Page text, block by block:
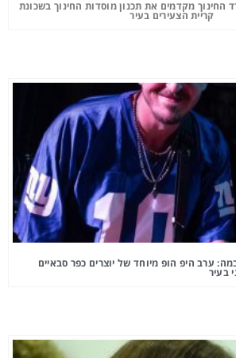
החינוך מקדמים את תכנון מוסדות החינוך בשכונת
קריית הצעירים בעיר
ערב היפ הופ מיוחד של יוצרים כפר סבאיים
בעיר